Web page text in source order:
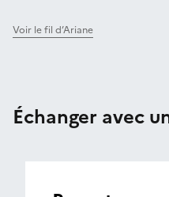
Voir le fil d’Ariane
Échanger avec